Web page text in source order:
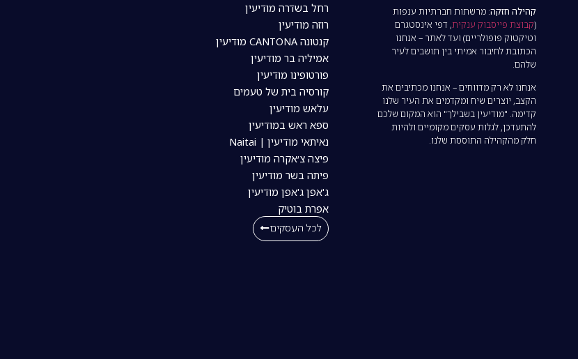
קהילה חזקה: מרשתות חברתיות ענפות
(קבוצת פייסבוק ענקית, דפי אינסטגרם
וטיקטוק פופולריים) ועד לאתר – אנחנו
הכתובת לחיבור אמיתי בין תושבים לעיר
שלהם.
אנחנו לא רק מדווחים – אנחנו מכתיבים את
הקצב, יוצרים שיח ומקדמים את העיר שלנו
קדימה. "מודיעין בשבילך" הוא המקום שלכם
להתעדכן, לגלות עסקים מקומיים ולהיות
חלק מהקהילה התוססת שלנו.
רחל בשדרה מודיעין
רוזה מודיעין
קנטונה CANTONA מודיעין
אמיליה בר מודיעין
פורטופינו מודיעין
קורסיה בית של טעמים
עלאש מודיעין
ספא ראש במודיעין
נאיתאי מודיעין | Naitai
פיצה צ׳אקרה מודיעין
פיתה בשר מודיעין
ג'אפן ג'אפן מודיעין
אפרת בוטיק
לכל העסקים